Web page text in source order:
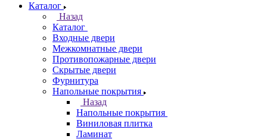
Каталог
Назад
Каталог
Входные двери
Межкомнатные двери
Противопожарные двери
Скрытые двери
Фурнитура
Напольные покрытия
Назад
Напольные покрытия
Виниловая плитка
Ламинат